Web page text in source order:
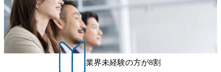
ントに対して様々なプロジェクトが存在しており、手を上
げれば常に新しいテーマのチャレンジ機会を提供している
（ワンプール制） そのため、全体の離職率10％以下、未経
験3年未満の離職率は0％と驚異の定着率を誇る 大手ファー
ムと同水準以上の報酬制度であり、ファーム経験者の場合
は、転職時報酬アップが基本 強く「個人」の成⾧を重視す
るカルチャーであり、昇進に枠もなく、今ならReadyになれ
時間は<u>平均30時間程度。</u>バリューが出ていないから
残業代をつけさせないといったことはしない DE&Iにおいて
は女性活用や外国人/高齢者/障碍者などさまざまなバックグ
ラウンドを持つメンバーの働く環境を整えている SDGsの推
進にも積極的で、プロボノ支援等を行っている 部活動も活
発で、多くのクラブが立ち上がっており、さまざまな役
職・所属・組織を超えて社員間のネットワーク形成・交流
業界未経験の方が8割